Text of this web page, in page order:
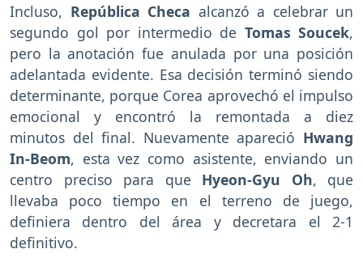
Incluso, República Checa alcanzó a celebrar un
segundo gol por intermedio de Tomas Soucek,
pero la anotación fue anulada por una posición
adelantada evidente. Esa decisión terminó siendo
determinante, porque Corea aprovechó el impulso
emocional y encontró la remontada a diez
minutos del final. Nuevamente apareció Hwang
In-Beom, esta vez como asistente, enviando un
centro preciso para que Hyeon-Gyu Oh, que
llevaba poco tiempo en el terreno de juego,
definiera dentro del área y decretara el 2-1
definitivo.